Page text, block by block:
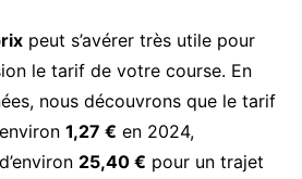
peut s’avérer très utile pour
le tarif de votre course. En
nous découvrons que le tarif
1,27 € en 2024,
25,40 € pour un trajet